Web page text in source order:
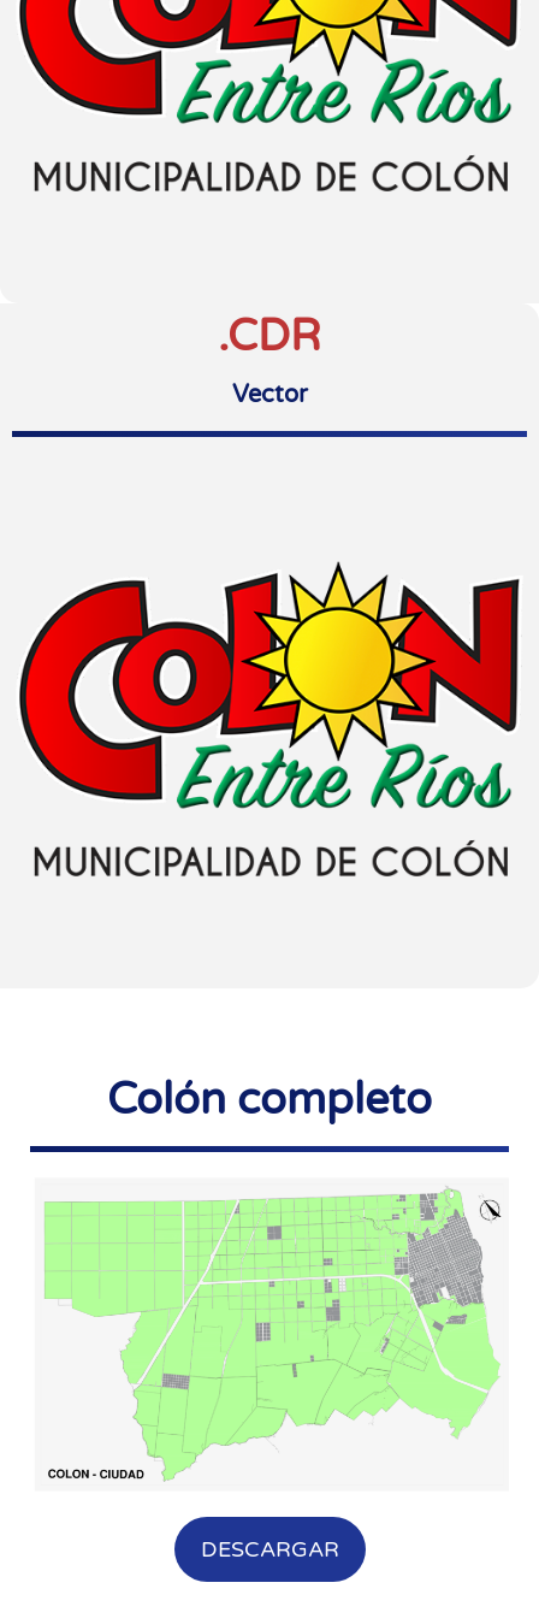
.CDR
Vector
Colón completo
DESCARGAR